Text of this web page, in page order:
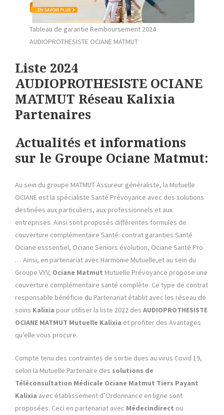
Tableau de garantie Remboursement 2024
AUDIOPROTHESISTE OCIANE MATMUT
Liste 2024
AUDIOPROTHESISTE OCIANE
MATMUT Réseau Kalixia
Partenaires
Actualités et informations
sur le Groupe Ociane Matmut:
Au sein du groupe MATMUT Assureur généraliste, la Mutuelle
OCIANE est la spécialiste Santé Prévoyance avec des solutions
destinées aux particuliers, aux professionnels et aux
entreprises. Ainsi sont proposés différentes formules de
couverture complémentaire Santé: contrat garanties Santé
Ociane esssentiel, Ociane Seniors évolution, Ociane Santé Pro
… Ainsi, en partenariat avec Harmonie Mutuelle,et au sein du
Groupe VYV, Ociane Matmut Mutuelle Prévoyance propose une
couverture complémentaire santé complète. Ce type de contrat
responsable bénéficie du Partenariat établit avec les réseau de
soins Kalixia pour utiliser la liste 2022 des AUDIOPROTHESISTE
OCIANE MATMUT Mutuelle Kalixia et profiter des Avantages
qu’elle vous procure.
Compte tenu des contraintes de sortie dues au virus Covid 19,
selon la Mutuelle Partenaire des solutions de
Téléconsultation Médicale Ociane Matmut Tiers Payant
Kalixia avec établissement d’Ordonnance en ligne sont
proposées. Ceci en partenariat avec Médecindirect ou